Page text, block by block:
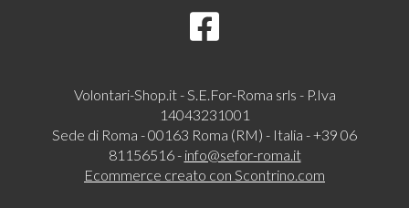
Volontari-Shop.it - S.E.For-Roma srls - P.Iva
14043231001
Sede di Roma - 00163 Roma (RM) - Italia - +39 06
81156516 - info@sefor-roma.it
Ecommerce creato con Scontrino.com